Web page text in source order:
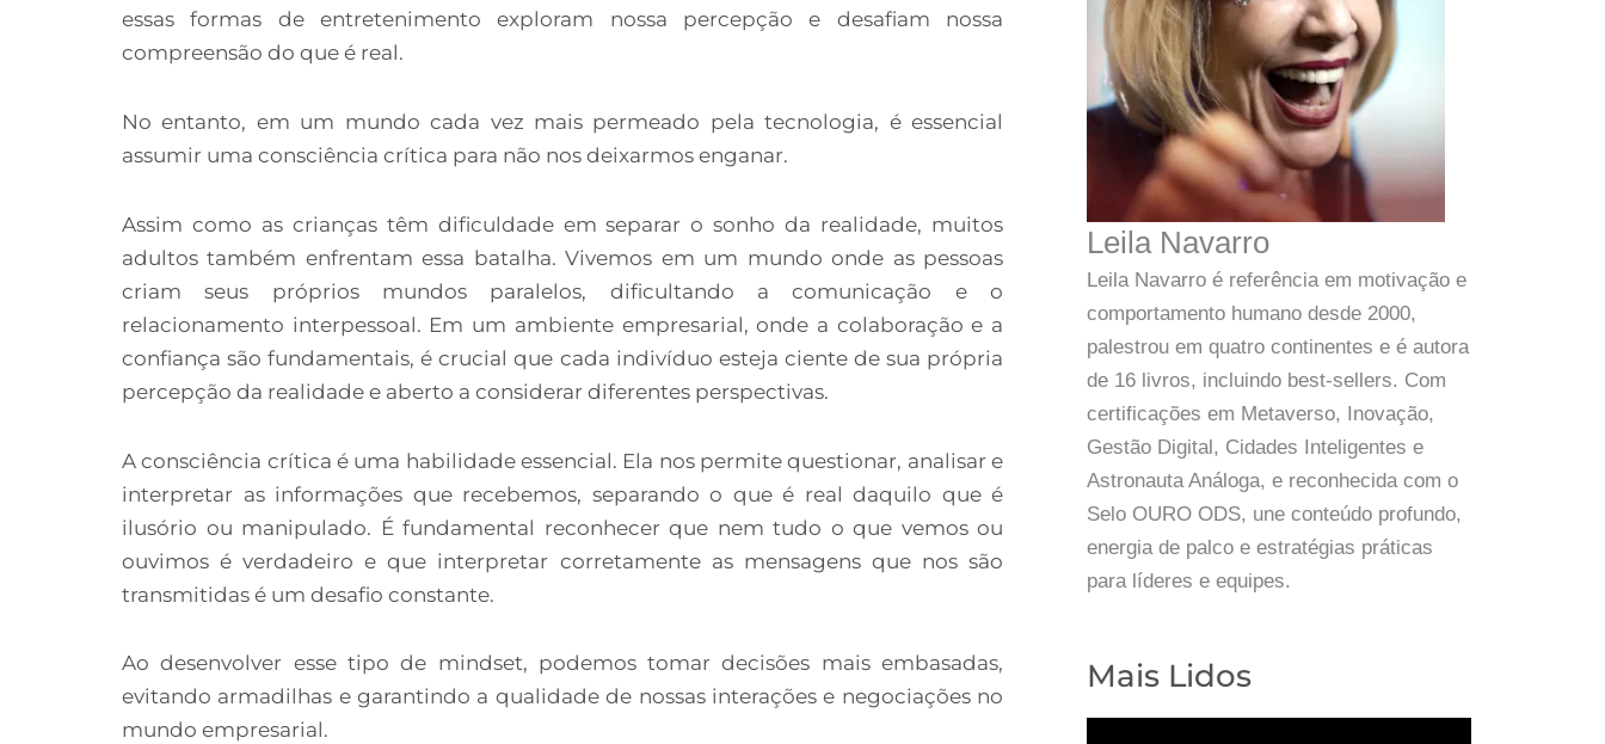
essas formas de entretenimento exploram nossa percepção e desafiam nossa
compreensão do que é real.
No entanto, em um mundo cada vez mais permeado pela tecnologia, é essencial
assumir uma consciência crítica para não nos deixarmos enganar.
Assim como as crianças têm dificuldade em separar o sonho da realidade, muitos
adultos também enfrentam essa batalha. Vivemos em um mundo onde as pessoas
criam seus próprios mundos paralelos, dificultando a comunicação e o
relacionamento interpessoal. Em um ambiente empresarial, onde a colaboração e a
confiança são fundamentais, é crucial que cada indivíduo esteja ciente de sua própria
percepção da realidade e aberto a considerar diferentes perspectivas.
A consciência crítica é uma habilidade essencial. Ela nos permite questionar, analisar e
interpretar as informações que recebemos, separando o que é real daquilo que é
ilusório ou manipulado. É fundamental reconhecer que nem tudo o que vemos ou
ouvimos é verdadeiro e que interpretar corretamente as mensagens que nos são
transmitidas é um desafio constante.
Ao desenvolver esse tipo de mindset, podemos tomar decisões mais embasadas,
evitando armadilhas e garantindo a qualidade de nossas interações e negociações no
mundo empresarial.
Leila Navarro
Leila Navarro é referência em motivação e
comportamento humano desde 2000,
palestrou em quatro continentes e é autora
de 16 livros, incluindo best-sellers. Com
certificações em Metaverso, Inovação,
Gestão Digital, Cidades Inteligentes e
Astronauta Análoga, e reconhecida com o
Selo OURO ODS, une conteúdo profundo,
energia de palco e estratégias práticas
para líderes e equipes.
Mais Lidos